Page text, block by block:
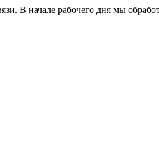
В начале рабочего дня мы